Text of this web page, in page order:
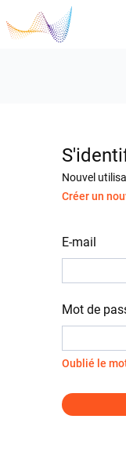
Nouvel
Créer un
E-mail
Mot de
Oublié le